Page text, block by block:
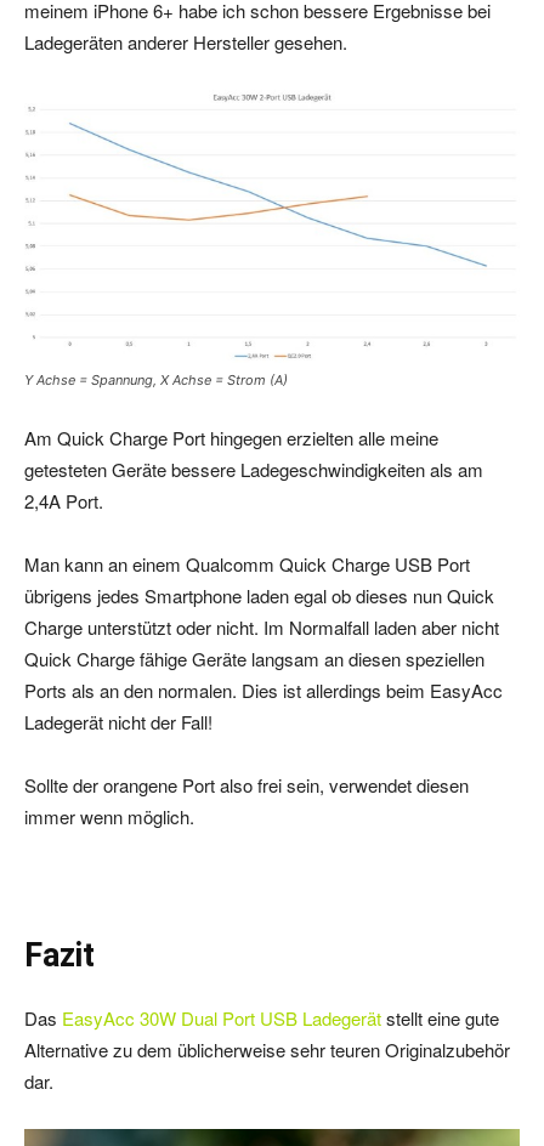
meinem iPhone 6+ habe ich schon bessere Ergebnisse bei
Ladegeräten anderer Hersteller gesehen.
Y Achse = Spannung, X Achse = Strom (A)
Am Quick Charge Port hingegen erzielten alle meine
getesteten Geräte bessere Ladegeschwindigkeiten als am
2,4A Port.
Man kann an einem Qualcomm Quick Charge USB Port
übrigens jedes Smartphone laden egal ob dieses nun Quick
Charge unterstützt oder nicht. Im Normalfall laden aber nicht
Quick Charge fähige Geräte langsam an diesen speziellen
Ports als an den normalen. Dies ist allerdings beim EasyAcc
Ladegerät nicht der Fall!
Sollte der orangene Port also frei sein, verwendet diesen
immer wenn möglich.
Fazit
Das EasyAcc 30W Dual Port USB Ladegerätstellt eine gute
Alternative zu dem üblicherweise sehr teuren Originalzubehör
dar.